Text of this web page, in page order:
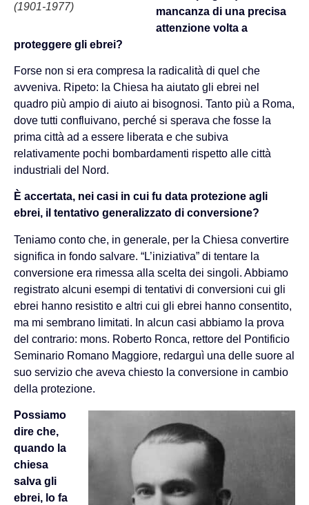
(1901-1977)
mancanza di una precisa
attenzione volta a
proteggere gli ebrei?
Forse non si era compresa la radicalità di quel che
avveniva. Ripeto: la Chiesa ha aiutato gli ebrei nel
quadro più ampio di aiuto ai bisognosi. Tanto più a Roma,
dove tutti confluivano, perché si sperava che fosse la
prima città ad a essere liberata e che subiva
relativamente pochi bombardamenti rispetto alle città
industriali del Nord.
È accertata, nei casi in cui fu data protezione agli
ebrei, il tentativo generalizzato di conversione?
Teniamo conto che, in generale, per la Chiesa convertire
significa in fondo salvare. “L’iniziativa” di tentare la
conversione era rimessa alla scelta dei singoli. Abbiamo
registrato alcuni esempi di tentativi di conversioni cui gli
ebrei hanno resistito e altri cui gli ebrei hanno consentito,
ma mi sembrano limitati. In alcun casi abbiamo la prova
del contrario: mons. Roberto Ronca, rettore del Pontificio
Seminario Romano Maggiore, redarguì una delle suore al
suo servizio che aveva chiesto la conversione in cambio
della protezione.
Possiamo
dire che,
quando la
chiesa
salva gli
ebrei, lo fa